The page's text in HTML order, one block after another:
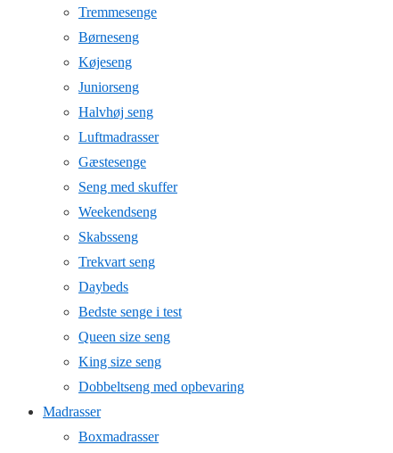
Tremmesenge
Børneseng
Køjeseng
Juniorseng
Halvhøj seng
Luftmadrasser
Gæstesenge
Seng med skuffer
Weekendseng
Skabsseng
Trekvart seng
Daybeds
Bedste senge i test
Queen size seng
King size seng
Dobbeltseng med opbevaring
Madrasser
Boxmadrasser